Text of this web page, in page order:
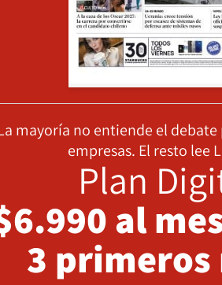
mayoría no entiende el
empresas. El resto lee
Plan
al
3 primeros